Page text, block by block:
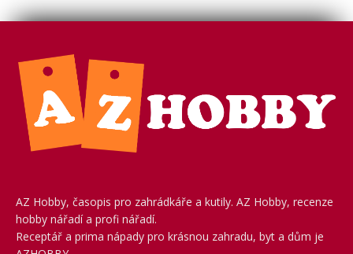
AZ Hobby, časopis pro zahrádkáře a kutily. AZ Hobby, recenze
hobby nářadí a profi nářadí.
Receptář a prima nápady pro krásnou zahradu, byt a dům je